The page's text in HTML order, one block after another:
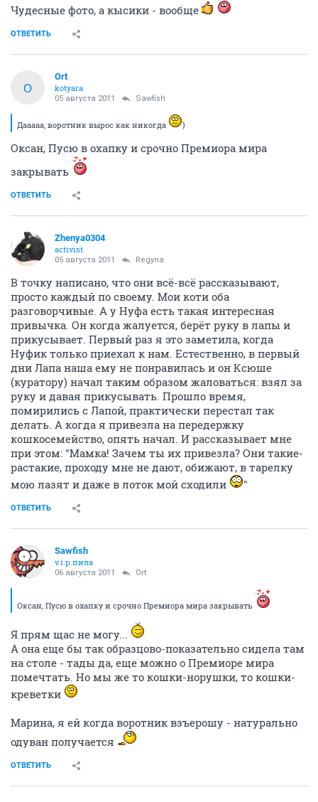
Чудесные фото, а кысики - вообще
ОТВЕТИТЬ
O
Ort
kotyara
05 августа 2011 Sawfish
Дааааа, воротник вырос как никогда )
Оксан, Пусю в охапку и срочно Премиора мира
закрывать
ОТВЕТИТЬ
Zhenya0304
activist
05 августа 2011 Regyna
В точку написано, что они всё-всё рассказывают,
просто каждый по своему. Мои коти оба
разговорчивые. А у Нуфа есть такая интересная
привычка. Он когда жалуется, берёт руку в лапы и
прикусывает. Первый раз я это заметила, когда
Нуфик только приехал к нам. Естественно, в первый
дни Лапа наша ему не понравилась и он Ксюше
(куратору) начал таким образом жаловаться: взял за
руку и давая прикусывать. Прошло время,
помирились с Лапой, практически перестал так
делать. А когда я привезла на передержку
кошкосемейство, опять начал. И рассказывает мне
при этом: "Мамка! Зачем ты их привезла? Они такие-
растакие, проходу мне не дают, обижают, в тарелку
мою лазят и даже в лоток мой сходили
"
ОТВЕТИТЬ
Sawfish
v.i.p.пила
06 августа 2011 Ort
Оксан, Пусю в охапку и срочно Премиора мира закрывать
Я прям щас не могу...
А она еще бы так образцово-показательно сидела там
на столе - тады да, еще можно о Премиоре мира
помечтать. Но мы же то кошки-норушки, то кошки-
креветки
Марина, я ей когда воротник взъерошу - натурально
одуван получается
ОТВЕТИТЬ